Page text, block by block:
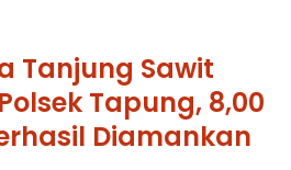
Tanjung Sawit
Tapung, 8,00
Diamankan